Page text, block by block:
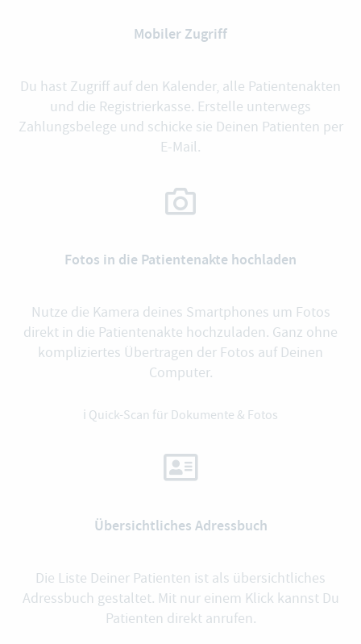
Mobiler Zugriff
Du hast Zugriff auf den Kalender, alle Patientenakten
und die Registrierkasse. Erstelle unterwegs
Zahlungsbelege und schicke sie Deinen Patienten per
E-Mail.
Fotos in die Patientenakte hochladen
Nutze die Kamera deines Smartphones um Fotos
direkt in die Patientenakte hochzuladen. Ganz ohne
kompliziertes Übertragen der Fotos auf Deinen
Computer.
ℹ️ Quick-Scan für Dokumente & Fotos
Übersichtliches Adressbuch
Die Liste Deiner Patienten ist als übersichtliches
Adressbuch gestaltet. Mit nur einem Klick kannst Du
Patienten direkt anrufen.